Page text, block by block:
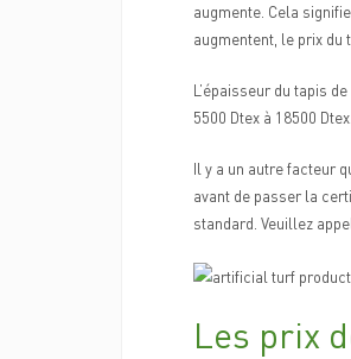
augmente. Cela
augmentent, le prix du
L’épaisseur du tapis
5500 Dtex à 18500
Il y a un autre facteur
avant de passer la
standard. Veuillez
Les prix